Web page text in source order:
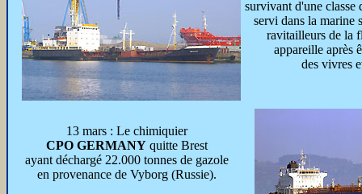
survivant d'une
servi dans la marine
ravitailleurs de la
appareille après
des vivres
13 mars : Le chimiquier
CPO GERMANY quitte Brest
ayant déchargé 22.000 tonnes de gazole
en provenance de Vyborg (Russie).